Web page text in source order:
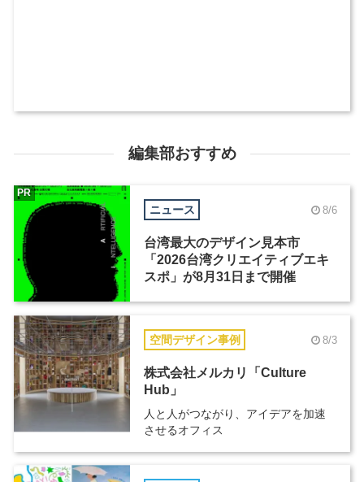
編集部おすすめ
ニュース 8/6
台湾最大のデザイン見本市
「2026台湾クリエイティブエキ
スポ」が8月31日まで開催
PR
空間デザイン事例 8/3
株式会社メルカリ「Culture
Hub」
人と人がつながり、アイデアを加速
させるオフィス